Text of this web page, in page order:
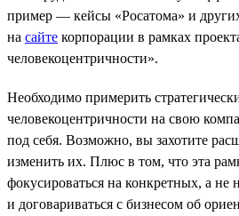
пример — кейсы «Росатома» и
на сайте корпорации в рамках
человекоцентричности».
Необходимо примерить
человекоцентричности на свою
под себя. Возможно, вы захотите
изменить их. Плюс в том, что эта
фокусироваться на конкретных, а не
и договариваться с бизнесом об